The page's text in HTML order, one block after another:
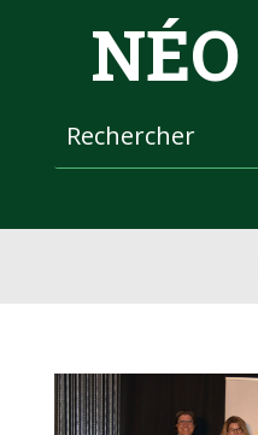
NÉO